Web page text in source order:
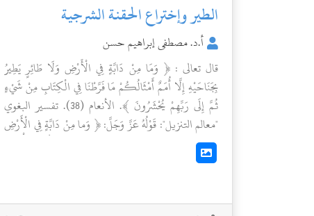
الطير وإختراع الحقنة الشرجية
أ.د. مصطفى إبراهيم حسن
قال تعالى : ﴿ وَمَا مِنْ دَابَّةٍ فِي الْأَرْضِ وَلَا طَائِرٍ يَطِيرُ
بِجَنَاحَيْهِ إِلَّا أُمَمٌ أَمْثَالُكُمْ مَا فَرَّطْنَا فِي الْكِتَابِ مِنْ شَيْءٍ
ثُمَّ إِلَى رَبِّهِمْ يُحْشَرُونَ ﴾. الأنعام (38). تفسير البغوي
"معالم التنزيل": قَوْلُهُ عَزَّ وَجَلَّ: ﴿ وَما مِنْ دَابَّةٍ فِي الْأَرْضِ
وَلا طائِرٍ يَطِيرُ بِجَناحَيْهِ ﴾، قَيَّدَ الطَّيَرَانَ بِالْجَنَاحِ تَأْكِيدًا
كَمَا يُقَالُ: نَظَرْتُ بِعَيْنِي وَأَخَذْتُ بِيَدِي، ﴿ إِلَّا أُمَمٌ
يُرِيدُ أَنَّ كُلَّ جِنْسٍ مِنَ الْحَيَوَانِ أُمَّةٌ، فالطير أمة، والهوام